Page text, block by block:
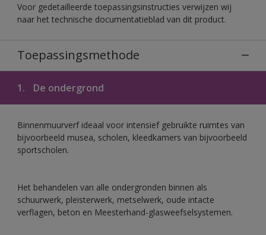
Voor gedetailleerde toepassingsinstructies verwijzen wij
naar het technische documentatieblad van dit product.
Toepassingsmethode
1. De ondergrond
Binnenmuurverf ideaal voor intensief gebruikte ruimtes van
bijvoorbeeld musea, scholen, kleedkamers van bijvoorbeeld
sportscholen.
Het behandelen van alle ondergronden binnen als
schuurwerk, pleisterwerk, metselwerk, oude intacte
verflagen, beton en Meesterhand-glasweefselsystemen.